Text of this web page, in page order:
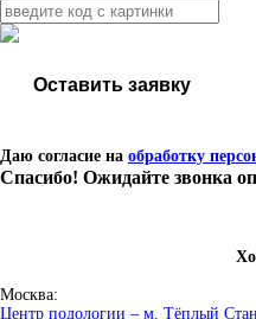
Оставить заявку
Даю согласие на обработку
Спасибо! Ожидайте звонка
Москва:
Центр подологии – м. Тёплый